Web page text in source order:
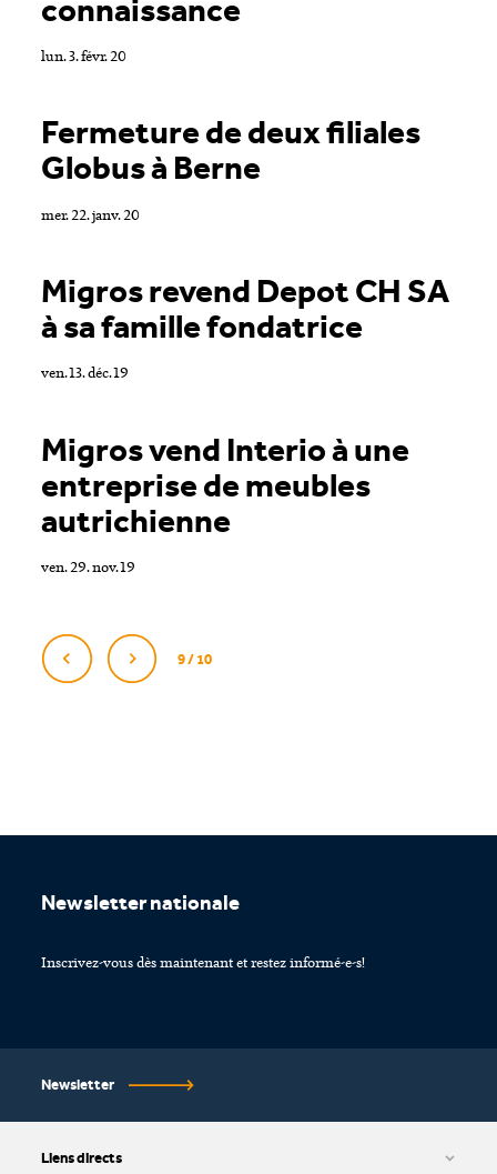
connaissance
lun. 3. févr. 20
Fermeture de deux filiales
Globus à Berne
mer. 22. janv. 20
Migros revend Depot CH SA
à sa famille fondatrice
ven. 13. déc. 19
Migros vend Interio à une
entreprise de meubles
autrichienne
ven. 29. nov. 19
9 / 10
Liens directs
Newsletter nationale
Inscrivez-vous dès maintenant et restez informé-e-s!
Newsletter